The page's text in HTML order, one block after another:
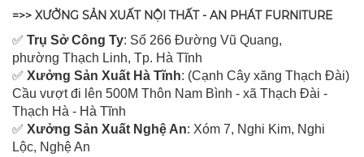
=>> XƯỞNG SẢN XUẤT NỘI THẤT - AN PHÁT FURNITURE
✅ Trụ Sở Công Ty: Số 266 Đường Vũ Quang,
phường Thạch Linh, Tp. Hà Tĩnh
✅ Xưởng Sản Xuất Hà Tĩnh: (Cạnh Cây xăng Thạch Đài)
Cầu vượt đi lên 500M Thôn Nam Bình - xã Thạch Đài -
Thạch Hà - Hà Tĩnh
✅ Xưởng Sản Xuất Nghệ An: Xóm 7, Nghi Kim, Nghi
Lộc, Nghệ An